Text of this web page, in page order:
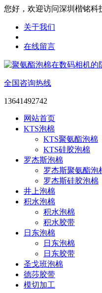
您好，欢迎访问深圳楷铭科
关于我们
在线留言
全国咨询热线
13641492742
网站首页
KTS泡棉
KTS聚氨酯泡棉
KTS硅胶泡棉
罗杰斯泡棉
罗杰斯聚氨酯泡
罗杰斯硅胶泡棉
井上泡棉
积水泡棉
积水泡棉
积水胶带
日东泡棉
日东泡棉
日东胶带
圣戈班泡棉
德莎胶带
模切加工